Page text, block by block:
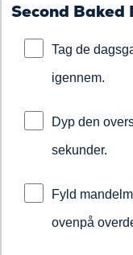
Second
Tag de
igennem.
Dyp den
sekunder.
Fyld
ovenpå